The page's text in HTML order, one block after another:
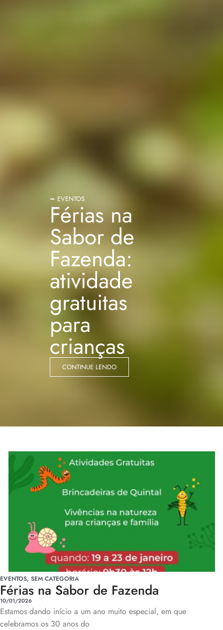
EVENTOS
Férias na
Sabor de
Fazenda:
atividade
gratuitas
para
crianças
CONTINUE LENDO
EVENTOS, SEM CATEGORIA
Férias na Sabor de Fazenda
10/01/2026
Estamos dando início a um ano muito especial, em que
celebramos os 30 anos do